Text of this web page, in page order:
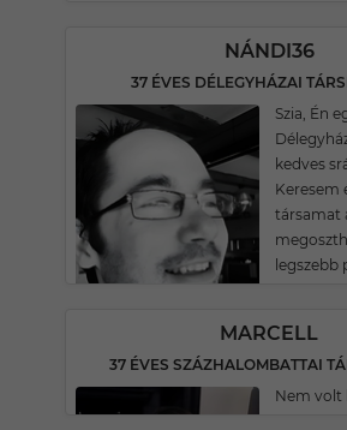
NÁNDI36
37 ÉVES DÉLEGYHÁZAI
Szia, Én
kedves
Keresem
társamat
legszebb
MARCELL
37 ÉVES SZÁZHALOMBATTAI
Nem volt